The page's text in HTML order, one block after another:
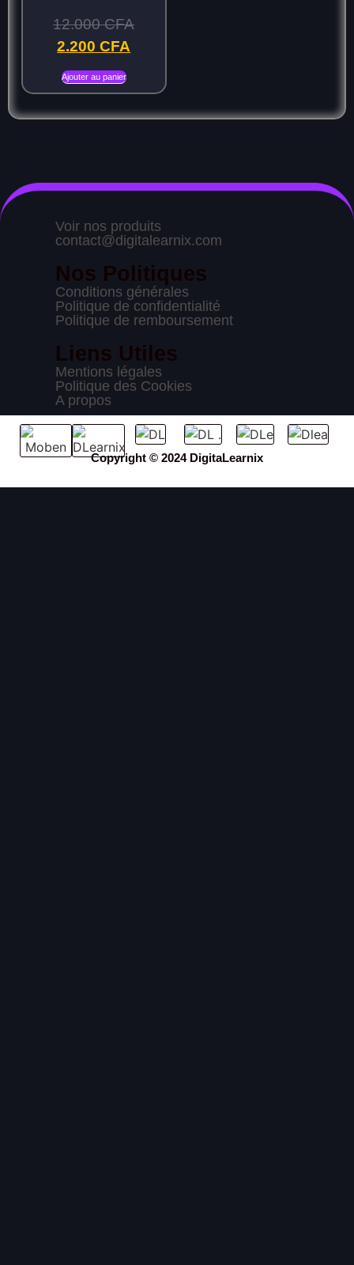
12.000CFA
2.200CFA
Ajouter au panier
Voir nos produits
contact@digitalearnix.com
Nos Politiques
Conditions générales
Politique de confidentialité
Politique de remboursement
Liens Utiles
Mentions légales
Politique des Cookies
A propos
Copyright © 2024 DigitaLearnix